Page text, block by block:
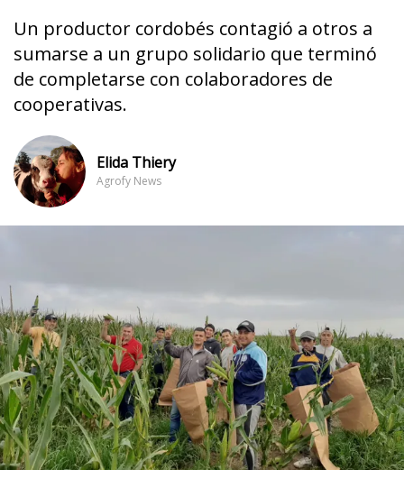
Un productor cordobés contagió a otros a
sumarse a un grupo solidario que terminó
de completarse con colaboradores de
cooperativas.
Elida Thiery
Agrofy News